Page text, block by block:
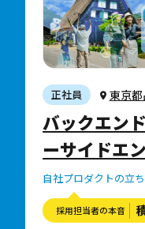
正社員 東京都
バックエン
ーサイドエ
自社プロダクトの立
採用担当者の本音